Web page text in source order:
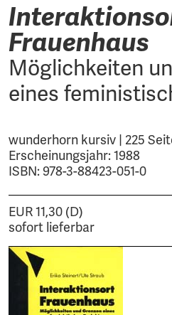
Frauenhaus
Möglichkeiten
eines
wunderhorn kursiv | 225
Erscheinungsjahr: 1988
ISBN: 978-3-88423-051-0
EUR 11,30 (D)
sofort lieferbar